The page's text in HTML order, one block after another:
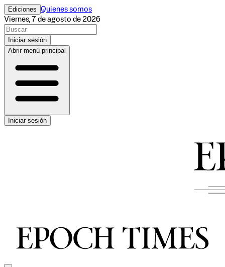
Ediciones Quienes somos
Viernes, 7 de agosto de 2026
Iniciar sesión
Abrir menú principal
Iniciar sesión